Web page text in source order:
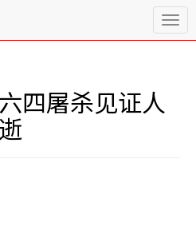
T
o
四屠杀见证人